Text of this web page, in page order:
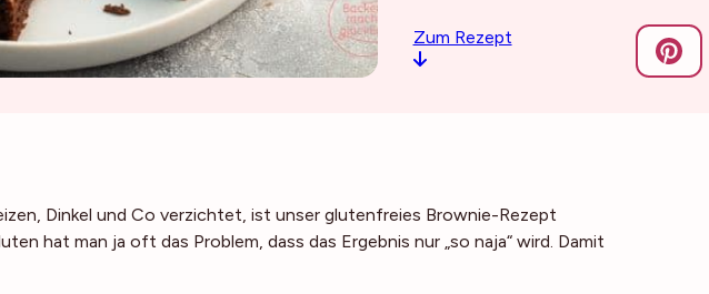
Zum Rezept
Dinkel und Co verzichtet, ist unser glutenfreies Brownie-Rezept
hat man ja oft das Problem, dass das Ergebnis nur „so naja“ wird. Damit